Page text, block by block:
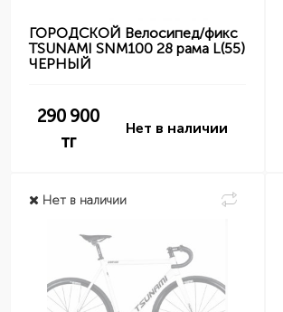
ГОРОДСКОЙ Велосипед/фикс
TSUNAMI SNM100 28 рама L(55)
ЧЕРНЫЙ
290 900
тг
Нет в наличии
Нет в наличии